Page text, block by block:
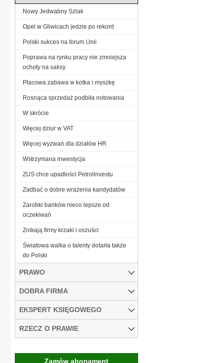
Nowy Jedwabny Szlak
Opel w Gliwicach jedzie po rekord
Polski sukces na forum Unii
Poprawa na rynku pracy nie zmniejsza
ochoty na saksy
Płacowa zabawa w kotka i myszkę
Rosnąca sprzedaż podbiła notowania
W skrócie
Więcej dziur w VAT
Więcej wyzwań dla działów HR
Wstrzymana inwestycja
ZUS chce upadłości Petrolinvestu
Zadbać o dobre wrażenia kandydatów
Zarobki banków nieco lepsze od
oczekiwań
Znikają firmy krzaki i oszuści
Światowa walka o talenty dotarła także
do Polski
PRAWO
DOBRA FIRMA
EKSPERT KSIĘGOWEGO
RZECZ O PRAWIE
Zamów abonament